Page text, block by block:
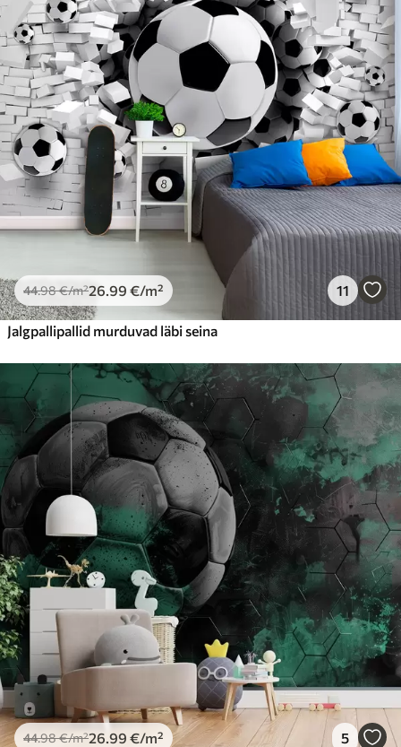
44.98€/m²26 .99 €/m² 11
Jalgpallipallid murduvad läbi seina
44.98€/m²26 .99 €/m² 5